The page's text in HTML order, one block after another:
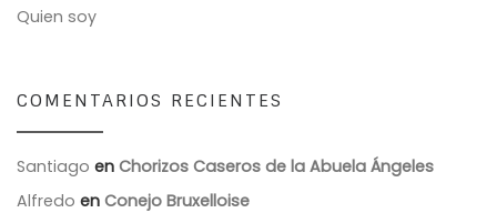
Quien soy
COMENTARIOS RECIENTES
Santiago en Chorizos Caseros de la Abuela Ángeles
Alfredo en Conejo Bruxelloise